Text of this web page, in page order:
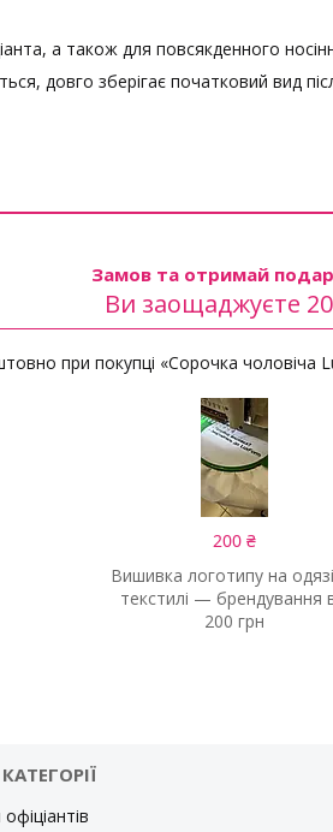
а також для повсякденного
довго зберігає початковий вид
Замов та отримай
Ви заощаджуєте
при покупці «Сорочка чоловіча
200 ₴
Вишивка логотипу на
текстилі — брендування
200 грн